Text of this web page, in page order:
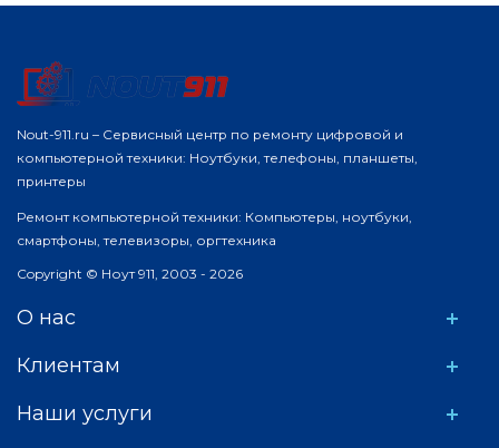
Nout-911.ru – Сервисный центр по ремонту цифровой и
компьютерной техники: Ноутбуки, телефоны, планшеты,
принтеры
Ремонт компьютерной техники: Компьютеры, ноутбуки,
смартфоны, телевизоры, оргтехника
Copyright © Ноут 911, 2003 - 2026
О нас
Клиентам
Наши услуги